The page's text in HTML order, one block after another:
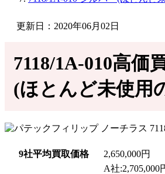
更新日：2020年06月02日
7118/1A-010高価
(ほとんど未使用
9社平均買取価格 2,650,000円
A社:2,705,000